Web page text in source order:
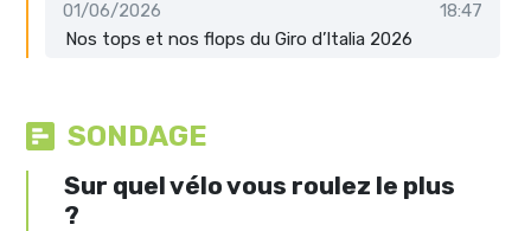
01/06/2026
18:47
Nos tops et nos flops du Giro d’Italia 2026
SONDAGE
Sur quel vélo vous roulez le plus
?